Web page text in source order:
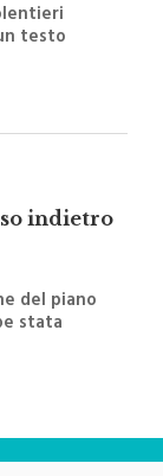
della
indietro
del piano